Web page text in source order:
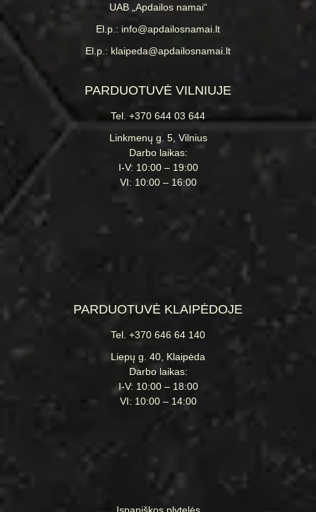
UAB „Apdailos namai“
El.p.: info@apdailosnamai.lt
El.p.: klaipeda@apdailosnamai.lt
PARDUOTUVĖ VILNIUJE
Tel. +370 644 03 644
Linkmenų g. 5, Vilnius
Darbo laikas:
I-V: 10:00 – 19:00
VI: 10:00 – 16:00
PARDUOTUVĖ KLAIPĖDOJE
Tel. +370 646 64 140
Liepų g. 40, Klaipėda
Darbo laikas:
I-V: 10:00 – 18:00
VI: 10:00 – 14:00
Ispaniškos plytelės